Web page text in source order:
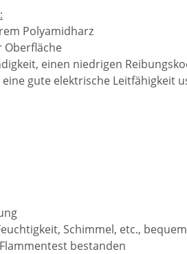
Polyamidharz
Oberfläche
einen niedrigen
gute elektrische Leitfähigkeit
Schimmel, etc.,
bestanden